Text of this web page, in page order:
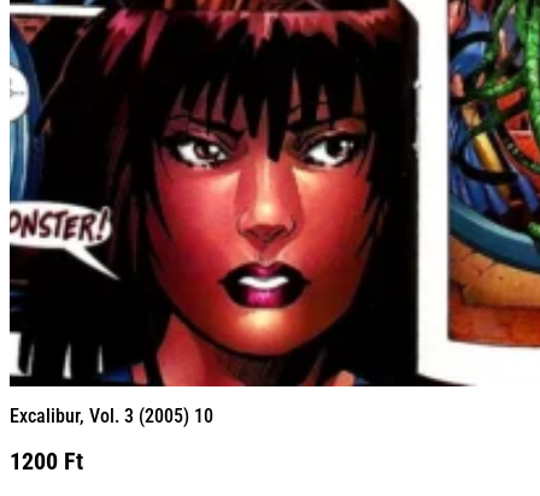
Excalibur, Vol. 3 (2005) 10
1200 Ft